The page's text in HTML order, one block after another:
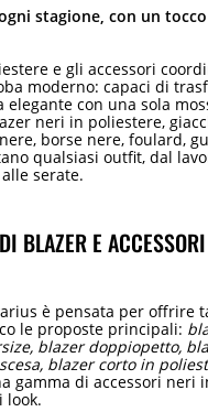
stagione, con un
e gli accessori
moderno: capaci di
con una sola
neri in poliestere,
borse nere, foulard,
qualsiasi outfit, dal
serate.
BLAZER E
è pensata per offrire
le proposte principali:
blazer doppiopetto,
blazer corto in
gamma di accessori neri
look.